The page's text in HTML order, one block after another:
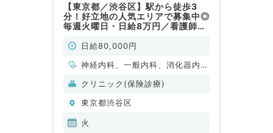
【東京都／渋谷区】駅から徒歩3
分！好立地の人気エリアで募集中◎
毎週火曜日・日給8万円／看護師・
ク（内科系／非常勤）
日給80,000円
神経内科、一般内科、消化器内
科、老年内科
クリニック(保険診療)
東京都渋谷区
火